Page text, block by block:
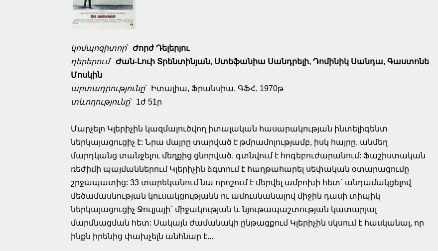
կոմպոզիտոր՝ Ժորժ Դելերյու
դերերում՝ Ժան-Լուի Տրենտինյան, Ստեֆանիա Սանդրելի, Դոմինիկ Սանդա, Գաստոնե
Մոսկին
արտադրությունը՝ Իտալիա, Ֆրանսիա, ԳՖՀ, 1970թ
տևողությունը՝ 1ժ 51ր
Մարչելո Կլերիչին կազմալուծվող իտալական հասարակության ինտելիգենտ
ներկայացուցիչ է: Նրա մայրը տարված է թմրամոլությամբ, իսկ հայրը, անմեղ
մարդկանց տանջելու մեղքից ցնորված, գտնվում է հոգեբուժարանում: Ֆաշիստական
ռեժիմի պայմաններում Կլերիչին ձգտում է հաղթահարել սեփական օտարացումը
շրջապատից: 33 տարեկանում նա որոշում է մերվել ամբոխի հետ` անդամակցելով
մեծամասնության կուսակցությանն ու ամուսնանալով միջին դասի տիպիկ
ներկայացուցիչ Ջուլյայի` միջակության և նյութապաշտության կատարյալ
մարմնացման հետ: Սակայն ժամանակի ընթացքում Կլերիչին սկսում է հասկանալ, որ
ինքն իրենից փախչելն անհնար է...